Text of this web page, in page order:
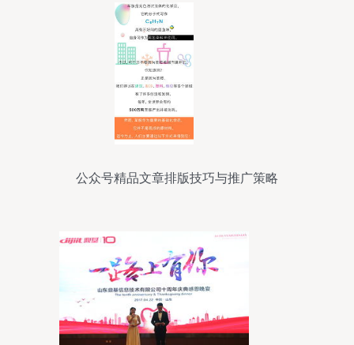
公众号精品文章排版技巧与推广策略